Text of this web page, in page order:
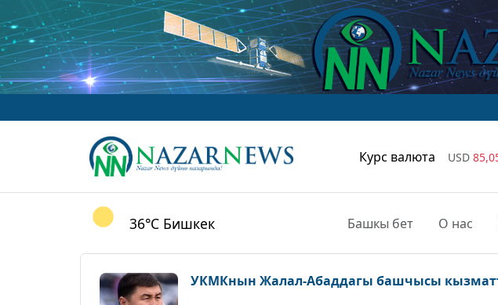
Курс валюта USD
36°C Бишкек Башкы бет О нас
УКМКнын Жалал-Абаддагы башчысы